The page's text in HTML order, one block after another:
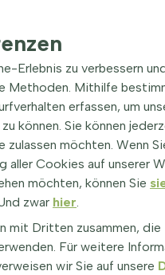
Strauch
Ahorn, ist ein
eine Höhe von bis zu
sind grün und fühlen
Erlebnis zu verbessern
Methoden. Mithilfe
erfassen, um
können. Sie können
zulassen möchten. Wenn
aller Cookies auf unserer
möchten, können Sie
zwar hier.
mit Dritten zusammen,
Für weitere
wir Sie auf unsere